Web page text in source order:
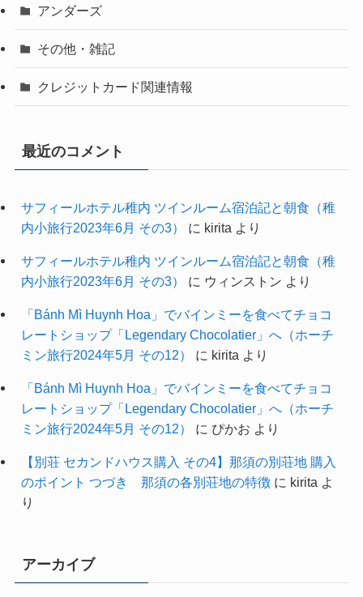
アンダーズ
その他・雑記
クレジットカード関連情報
最近のコメント
サフィールホテル稚内 ツインルーム宿泊記と朝食（稚
内小旅行2023年6月 その3）
に kirita より
サフィールホテル稚内 ツインルーム宿泊記と朝食（稚
内小旅行2023年6月 その3）
に ウィンストン より
「Bánh Mì Huynh Hoa」でバインミーを食べてチョコ
レートショップ「Legendary Chocolatier」へ（ホーチ
ミン旅行2024年5月 その12）
に kirita より
「Bánh Mì Huynh Hoa」でバインミーを食べてチョコ
レートショップ「Legendary Chocolatier」へ（ホーチ
ミン旅行2024年5月 その12）
に ぴかお より
【別荘 セカンドハウス購入 その4】那須の別荘地 購入
のポイント つづき 那須の各別荘地の特徴に kirita よ
り
アーカイブ